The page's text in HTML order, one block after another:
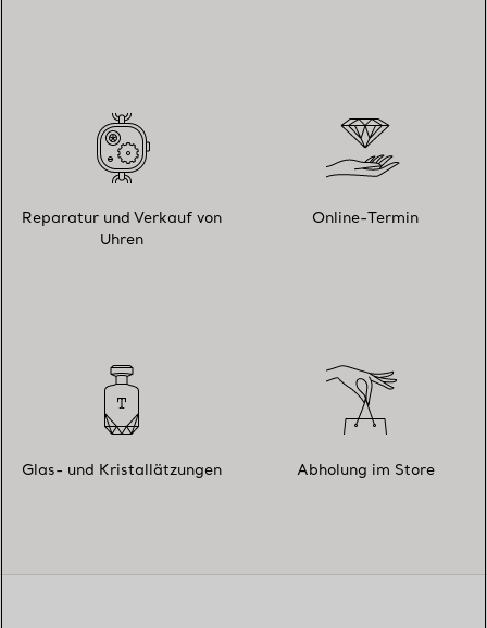
Reparatur und Verkauf von
Uhren
Online-Termin
Glas- und Kristallätzungen Abholung im Store